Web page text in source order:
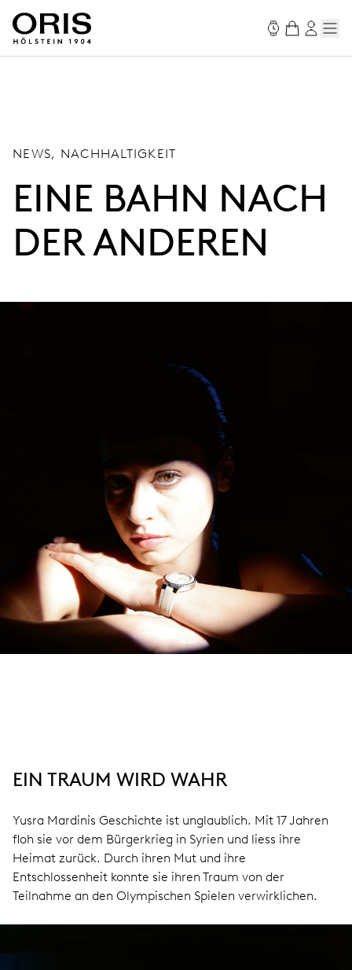
NEWS, NACHHALTIGKEIT
EINE BAHN NACH
DER ANDEREN
EIN TRAUM WIRD WAHR
Yusra Mardinis Geschichte ist unglaublich. Mit 17 Jahren
floh sie vor dem Bürgerkrieg in Syrien und liess ihre
Heimat zurück. Durch ihren Mut und ihre
Entschlossenheit konnte sie ihren Traum von der
Teilnahme an den Olympischen Spielen verwirklichen.